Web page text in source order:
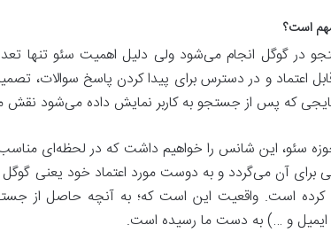
است؟
در گوگل انجام می‌شود ولی دلیل اهمیت سئو تنها
قابل اعتماد و در دسترس برای پیدا کردن پاسخ
که پس از جستجو به کاربر نمایش داده می‌شود نقش
سئو، این شانس را خواهیم داشت که در لحظه‌ای
برای آن می‌گردد و به دوست مورد اعتماد خود یعنی
کرده است. واقعیت این است که؛ به آنچه حاصل از
ایمیل و …) به دست ما رسیده است.